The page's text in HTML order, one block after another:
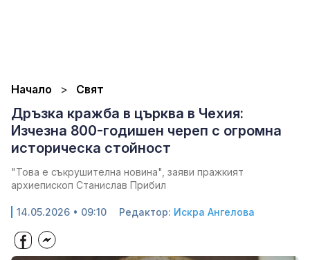
Начало Свят
Дръзка кражба в църква в Чехия:
Изчезна 800-годишен череп с огромна
историческа стойност
"Това е съкрушителна новина", заяви пражкият
архиепископ Станислав Прибил
14.05.2026 • 09:10 Редактор: Искра Ангелова